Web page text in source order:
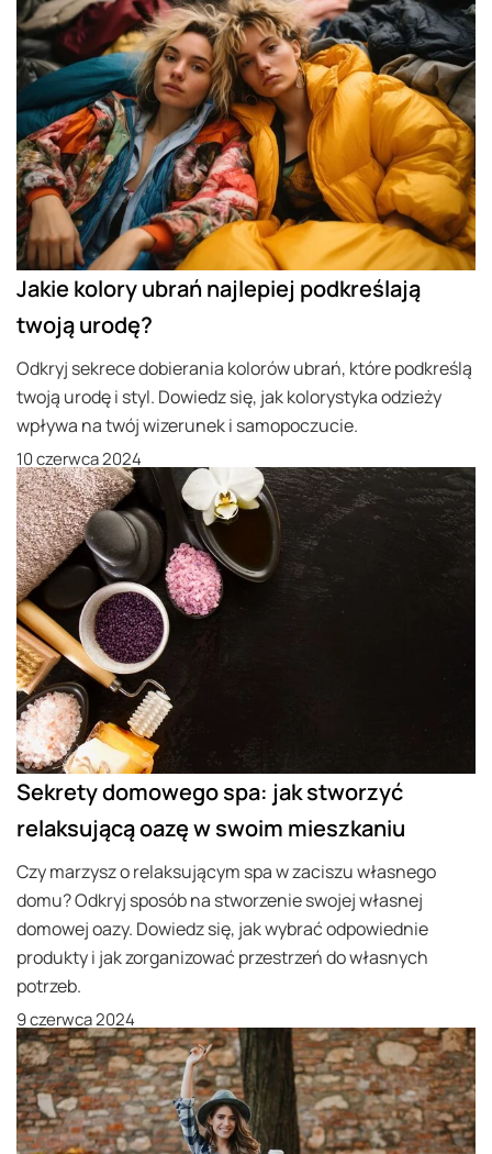
Jakie kolory ubrań najlepiej podkreślają
twoją urodę?
Odkryj sekrece dobierania kolorów ubrań, które podkreślą
twoją urodę i styl. Dowiedz się, jak kolorystyka odzieży
wpływa na twój wizerunek i samopoczucie.
10 czerwca 2024
Sekrety domowego spa: jak stworzyć
relaksującą oazę w swoim mieszkaniu
Czy marzysz o relaksującym spa w zaciszu własnego
domu? Odkryj sposób na stworzenie swojej własnej
domowej oazy. Dowiedz się, jak wybrać odpowiednie
produkty i jak zorganizować przestrzeń do własnych
potrzeb.
9 czerwca 2024